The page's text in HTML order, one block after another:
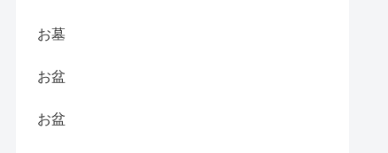
お墓
お盆
お盆